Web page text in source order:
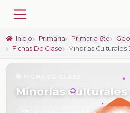
Inicio Primaria Primaria 6to
Fichas De Clase
Minorías Culturales
Minorías